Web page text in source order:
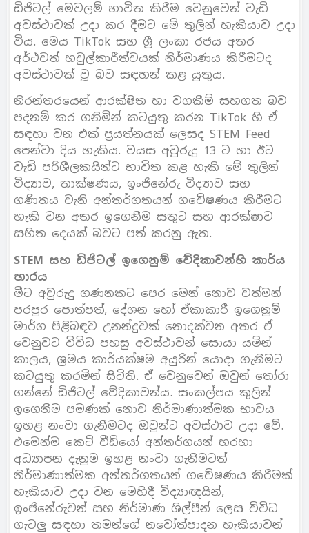
ඩිජිටල් මෙවලම් භාවිත කිරීම වෙනුවෙන් වැඩි
අවස්ථාවක් උදා කර දීමට මේ තුලින් හැකියාව උදා
විය. මෙය TikTok සහ ශ්‍රී ලංකා රජය අතර
අර්ථවත් හවුල්කාරීත්වයක් නිර්මාණය කිරීමටද
අවස්ථාවක් වූ බව සඳහන් කළ යුතුය.
නිරන්තරයෙන් ආරක්ෂිත හා වගකීම් සහගත බව
පදනම් කර ගනිමින් කටයුතු කරන TikTok හි ඒ
සඳහා වන එක් ප්‍රයත්නයක් ලෙසද STEM Feed
පෙන්වා දිය හැකිය. වයස අවුරුදු 13 ට හා ඊට
වැඩි පරිශීලකයින්ට භාවිත කළ හැකි මේ තුලින්
විද්‍යාව, තාක්ෂණය, ඉංජිනේරු විද්‍යාව සහ
ගණිතය වැනි අන්තර්ගතයන් ගවේෂණය කිරීමට
හැකි වන අතර ඉගෙනීම සතුට සහ ආරක්ෂාව
සහිත දෙයක් බවට පත් කරනු ඇත.
STEM සහ ඩිජිටල් ඉගෙනුම් වේදිකාවන්හි කාර්ය
භාරය
මීට අවුරුදු ගණනකට පෙර මෙන් නොව වත්මන්
පරපුර පොත්පත්, දේශන හෝ ඒකාකාරී ඉගෙනුම්
මාර්ග පිළිබඳව උනන්දුවක් නොදක්වන අතර ඒ
වෙනුවට විවිධ පහසු අවස්ථාවන් සොයා යමින්
කාලය, ශ්‍රමය කාර්යක්ෂම අයුරින් යොදා ගැනීමට
කටයුතු කරමින් සිටිති. ඒ වෙනුවෙන් ඔවුන් තෝරා
ගන්නේ ඩිජිටල් වේදිකාවන්ය. සංකල්පය කුලින්
ඉගෙනීම පමණක් නොව නිර්මාණාත්මක භාවය
ඉහළ නංවා ගැනීමටද ඔවුන්ට අවස්ථාව උදා වේ.
එමෙන්ම කෙටි වීඩියෝ අන්තර්ගයන් හරහා
අධ්‍යාපන දැනුම ඉහළ නංවා ගැනීමටත්
නිර්මාණාත්මක අන්තර්ගතයන් ගවේෂණය කිරීමක්
හැකියාව උදා වන මෙහිදී විද්‍යාඥයින්,
ඉංජිනේරුවන් සහ නිර්මාණ ශිල්පීන් ලෙස විවිධ
ගැටලු සඳහා තමන්ගේ නවෝත්පාදන හැකියාවන්